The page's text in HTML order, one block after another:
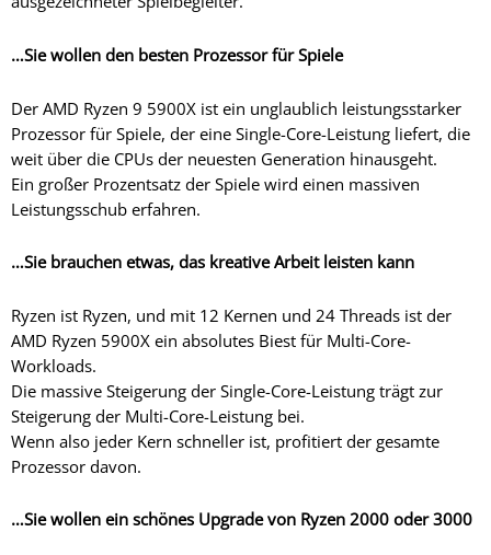
…Sie wollen den besten Prozessor für Spiele
Der AMD Ryzen 9 5900X ist ein unglaublich leistungsstarker
Prozessor für Spiele, der eine Single-Core-Leistung liefert, die
weit über die CPUs der neuesten Generation hinausgeht.
Ein großer Prozentsatz der Spiele wird einen massiven
Leistungsschub erfahren.
…Sie brauchen etwas, das kreative Arbeit leisten kann
Ryzen ist Ryzen, und mit 12 Kernen und 24 Threads ist der
AMD Ryzen 5900X ein absolutes Biest für Multi-Core-
Workloads.
Die massive Steigerung der Single-Core-Leistung trägt zur
Steigerung der Multi-Core-Leistung bei.
Wenn also jeder Kern schneller ist, profitiert der gesamte
Prozessor davon.
…Sie wollen ein schönes Upgrade von Ryzen 2000 oder 3000